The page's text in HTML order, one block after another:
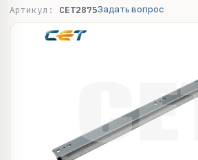
Артикул: CET2875Задать вопрос